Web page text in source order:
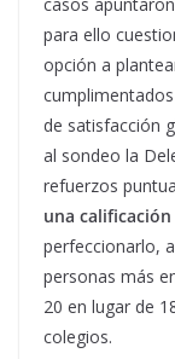
para ello
opción a
de satisfacción
al sondeo la
refuerzos
una
perfeccionarlo,
personas más
20 en lugar de
colegios.